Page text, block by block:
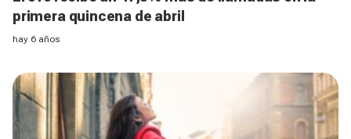
primera quincena de abril
hay 6 años